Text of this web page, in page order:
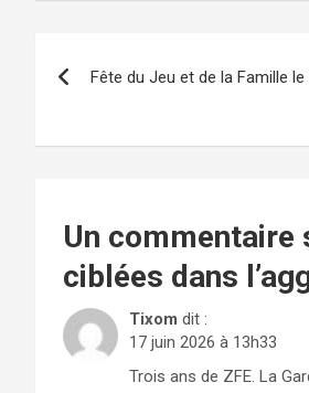
de
l’article
Fête du Jeu et de la Famille
Un commentaire
ciblées dans
Tixom dit :
17 juin 2026 à 13h33
Trois ans de ZFE. La